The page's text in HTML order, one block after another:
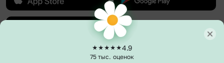
4.9
75 тыс. оценок